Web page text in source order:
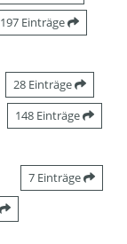
197 Einträge
28 Einträge
148 Einträge
7 Einträge